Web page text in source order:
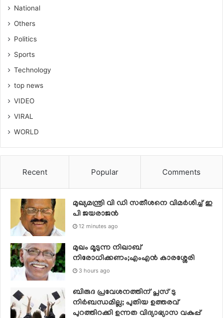
National
Others
Politics
Sports
Technology
top news
VIDEO
VIRAL
WORLD
Recent Popular Comments
മുഖ്യമന്ത്രി വി ഡി സതീശനെ വിമര്‍ശിച്ച് ഇ
പി ജയരാജന്‍
12 minutes ago
മുഖം മൂടുന്ന നിഖാബ്
നിരോധിക്കണം;എംഎൻ കാരശ്ശേരി
3 hours ago
ബിരുദ പ്രവേശനത്തിന് പ്ലസ് ടു
നിര്‍ബന്ധമില്ല; പുതിയ ഉത്തരവ്
പുറത്തിറക്കി ഉന്നത വിദ്യാഭ്യാസ വകുപ്പ്